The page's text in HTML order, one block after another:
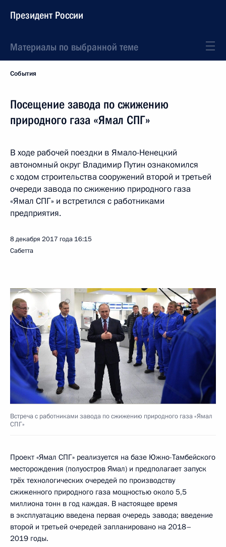
Президент России
Материалы по выбранной теме
События
Посещение завода по сжижению
природного газа «Ямал СПГ»
В ходе рабочей поездки в Ямало-Ненецкий
автономный округ Владимир Путин ознакомился
с ходом строительства сооружений второй и третьей
очереди завода по сжижению природного газа
«Ямал СПГ» и встретился с работниками
предприятия.
8 декабря 2017 года 16:15
Сабетта
Встреча с работниками завода по сжижению природного газа «Ямал
СПГ»
Проект «Ямал СПГ» реализуется на базе Южно-Тамбейского
месторождения (полуостров Ямал) и предполагает запуск
трёх технологических очередей по производству
сжиженного природного газа мощностью около 5,5
миллиона тонн в год каждая. В настоящее время
в эксплуатацию введена первая очередь завода; введение
второй и третьей очередей запланировано на 2018–
2019 годы.